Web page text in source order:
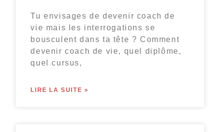
Tu envisages de devenir coach de
vie mais les interrogations se
bousculent dans ta tête ? Comment
devenir coach de vie, quel diplôme,
quel cursus,
LIRE LA SUITE »